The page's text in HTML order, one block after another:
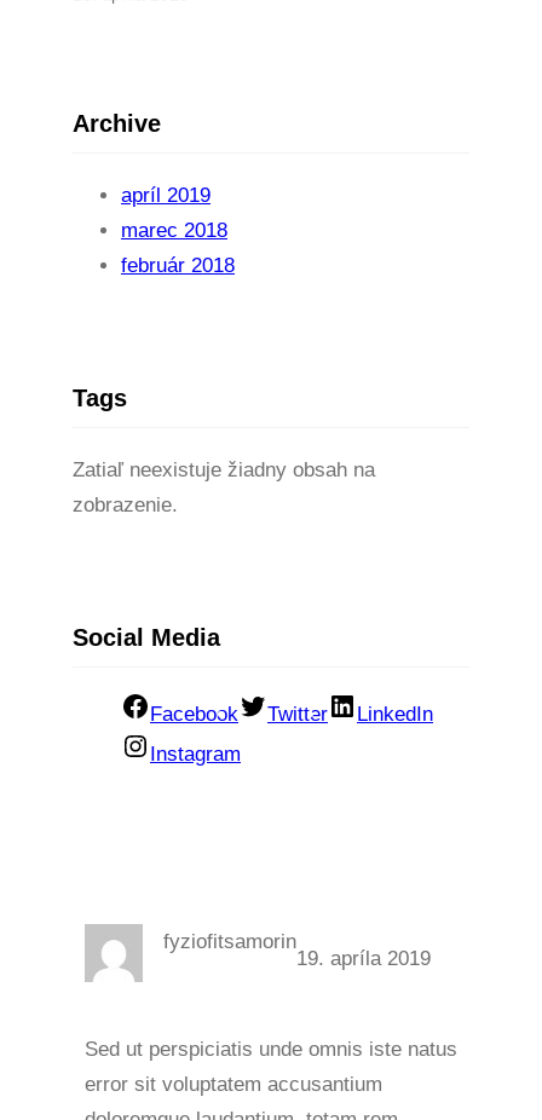
Archive
apríl 2019
marec 2018
február 2018
Tags
Zatiaľ neexistuje žiadny obsah na
zobrazenie.
Social Media
Facebook Twitter
LinkedIn
Instagram
fyziofitsamorin
19. apríla 2019
Sed ut perspiciatis unde omnis iste natus
error sit voluptatem accusantium